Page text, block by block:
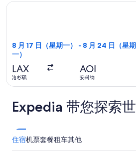
8 月 17 日（星期一） - 8 月 24 日（星期
一）
LAX
洛杉矶
AOI
安科纳
选择加拿大航空航班，8 月 17 日（
Expedia 带您探索
住宿机票套餐租车其他